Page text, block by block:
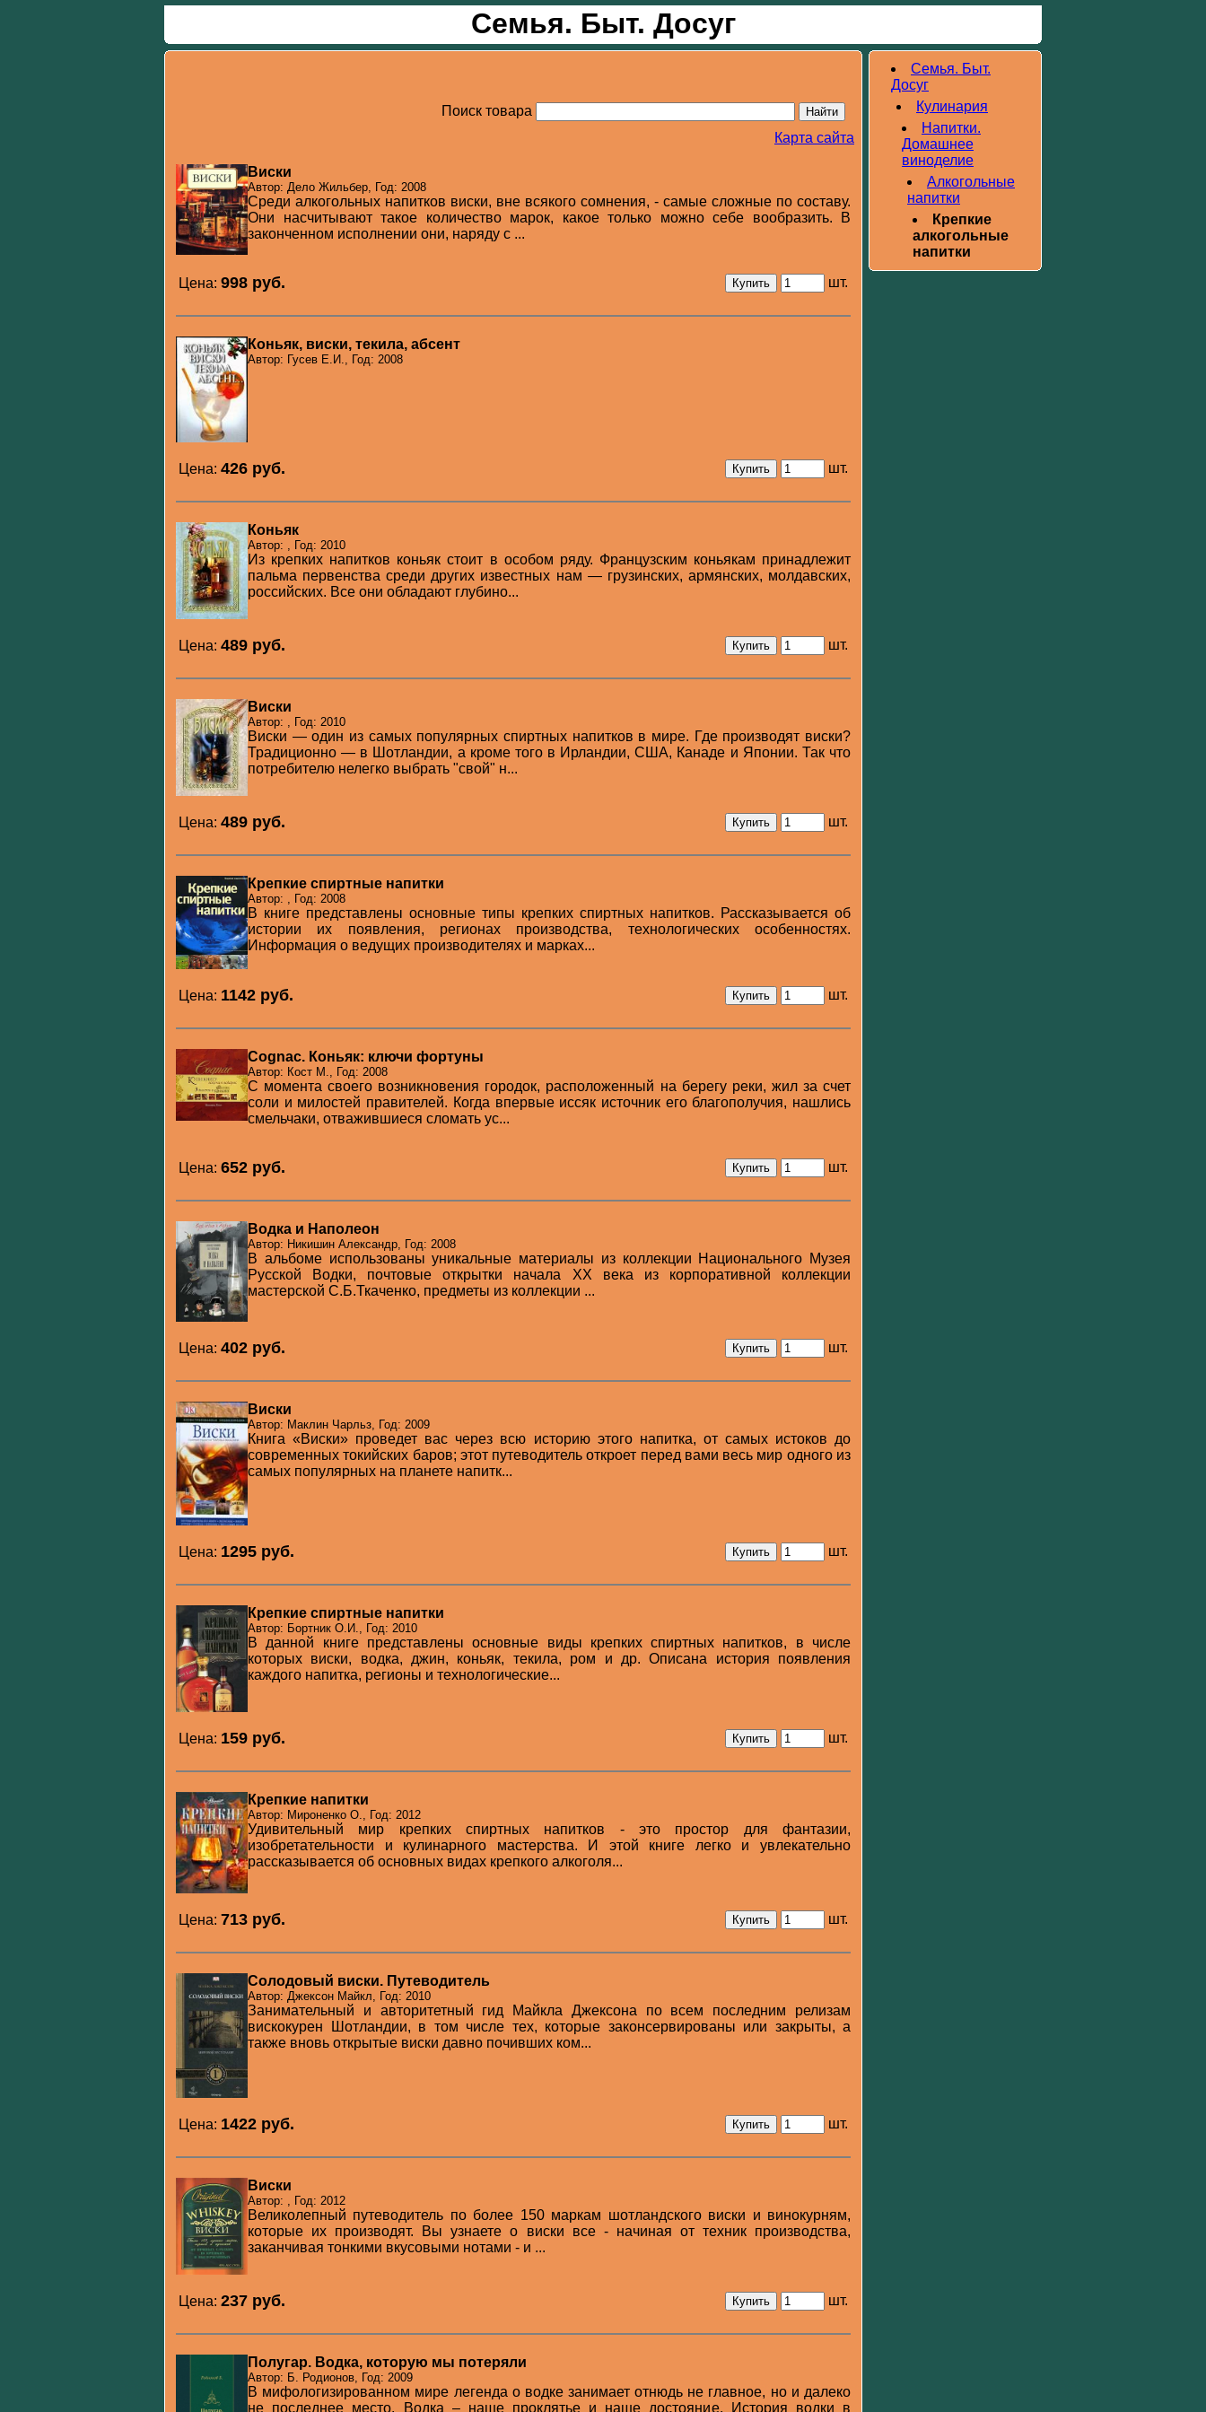
Семья. Быт. Досуг
Поиск товара
Карта сайта
Виски
Автор: Дело Жильбер, Год: 2008
Среди алкогольных напитков виски, вне всякого сомнения, - самые сложные по составу.
Они насчитывают такое количество марок, какое только можно себе вообразить. В
законченном исполнении они, наряду с ...
Цена: 998 pуб. шт.
Коньяк, виски, текила, абсент
Автор: Гусев Е.И., Год: 2008
Цена: 426 pуб. шт.
Коньяк
Автор: , Год: 2010
Из крепких напитков коньяк стоит в особом ряду. Французским коньякам принадлежит
пальма первенства среди других известных нам — грузинских, армянских, молдавских,
российских. Все они обладают глубино...
Цена: 489 pуб. шт.
Виски
Автор: , Год: 2010
Виски — один из самых популярных спиртных напитков в мире. Где производят виски?
Традиционно — в Шотландии, а кроме того в Ирландии, США, Канаде и Японии. Так что
потребителю нелегко выбрать "свой" н...
Цена: 489 pуб. шт.
Крепкие спиртные напитки
Автор: , Год: 2008
В книге представлены основные типы крепких спиртных напитков. Рассказывается об
истории их появления, регионах производства, технологических особенностях.
Информация о ведущих производителях и марках...
Цена: 1142 pуб. шт.
Cognac. Коньяк: ключи фортуны
Автор: Кост М., Год: 2008
С момента своего возникновения городок, расположенный на берегу реки, жил за счет
соли и милостей правителей. Когда впервые иссяк источник его благополучия, нашлись
смельчаки, отважившиеся сломать ус...
Цена: 652 pуб. шт.
Водка и Наполеон
Автор: Никишин Александр, Год: 2008
В альбоме использованы уникальные материалы из коллекции Национального Музея
Русской Водки, почтовые открытки начала ХХ века из корпоративной коллекции
мастерской С.Б.Ткаченко, предметы из коллекции ...
Цена: 402 pуб. шт.
Виски
Автор: Маклин Чарльз, Год: 2009
Книга «Виски» проведет вас через всю историю этого напитка, от самых истоков до
современных токийских баров; этот путеводитель откроет перед вами весь мир одного из
самых популярных на планете напитк...
Цена: 1295 pуб. шт.
Крепкие спиртные напитки
Автор: Бортник О.И., Год: 2010
В данной книге представлены основные виды крепких спиртных напитков, в числе
которых виски, водка, джин, коньяк, текила, ром и др. Описана история появления
каждого напитка, регионы и технологические...
Цена: 159 pуб. шт.
Крепкие напитки
Автор: Мироненко О., Год: 2012
Удивительный мир крепких спиртных напитков - это простор для фантазии,
изобретательности и кулинарного мастерства. И этой книге легко и увлекательно
рассказывается об основных видах крепкого алкоголя...
Цена: 713 pуб. шт.
Солодовый виски. Путеводитель
Автор: Джексон Майкл, Год: 2010
Занимательный и авторитетный гид Майкла Джексона по всем последним релизам
вискокурен Шотландии, в том числе тех, которые законсервированы или закрыты, а
также вновь открытые виски давно почивших ком...
Цена: 1422 pуб. шт.
Виски
Автор: , Год: 2012
Великолепный путеводитель по более 150 маркам шотландского виски и винокурням,
которые их производят. Вы узнаете о виски все - начиная от техник производства,
заканчивая тонкими вкусовыми нотами - и ...
Цена: 237 pуб. шт.
Полугар. Водка, которую мы потеряли
Автор: Б. Родионов, Год: 2009
В мифологизированном мире легенда о водке занимает отнюдь не главное, но и далеко
не последнее место. Водка – наше проклятье и наше достояние. История водки в
Семья. Быт.
Досуг
Кулинария
Напитки.
Домашнее
виноделие
Алкогольные
напитки
Крепкие
алкогольные
напитки